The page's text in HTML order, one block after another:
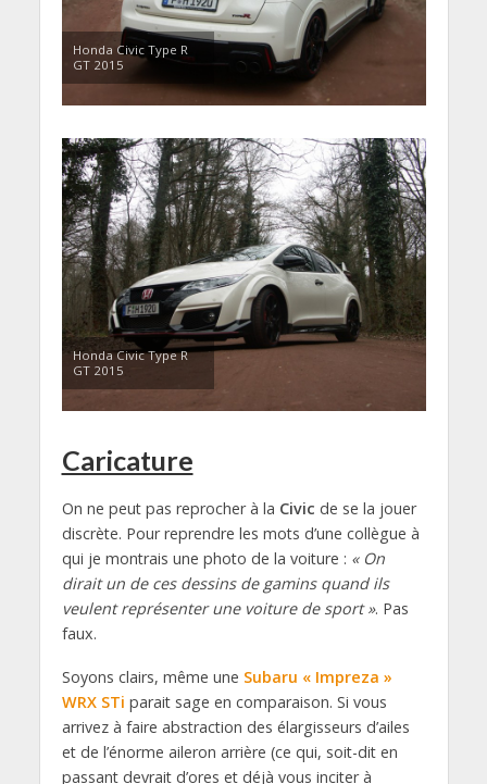
Honda Civic Type R
GT 2015
Honda Civic Type R
GT 2015
Caricature
On ne peut pas reprocher à la Civic de se la jouer
discrète. Pour reprendre les mots d’une collègue à
qui je montrais une photo de la voiture : « On
dirait un de ces dessins de gamins quand ils
veulent représenter une voiture de sport ». Pas
faux.
Soyons clairs, même une Subaru « Impreza »
WRX STi parait sage en comparaison. Si vous
arrivez à faire abstraction des élargisseurs d’ailes
et de l’énorme aileron arrière (ce qui, soit-dit en
passant devrait d’ores et déjà vous inciter à